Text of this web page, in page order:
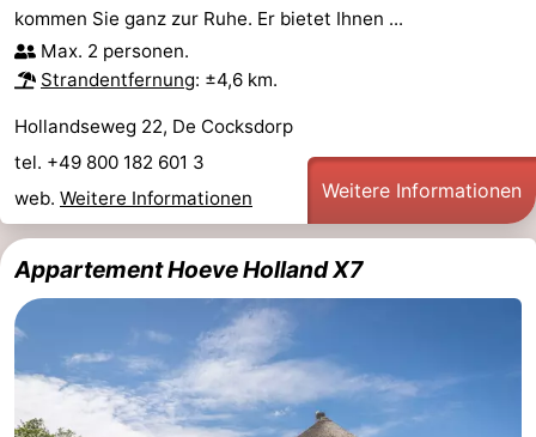
Sportangeln
Seehunden
Essen
trinken
Veranstaltungen
Praktisch
Forum
Route
Fähre
-
kommen Sie ganz zur Ruhe. Er bietet Ihnen ...
Max. 2 personen.
Strandentfernung: ±4,6 km.
Hollandseweg 22, De Cocksdorp
tel. +49 800 182 601 3
web. Weitere Informationen Weitere Informationen
Appartement Hoeve Holland X7